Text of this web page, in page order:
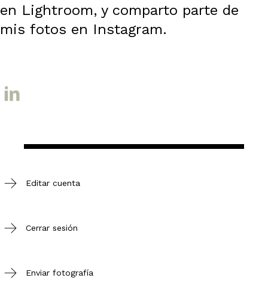
en Lightroom, y comparto parte de
mis fotos en Instagram.
Editar cuenta
Cerrar sesión
Enviar fotografía